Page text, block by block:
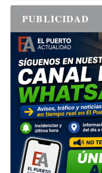
PUBLICIDAD